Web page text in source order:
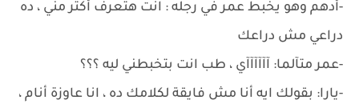
-أدهم وهو يخبط عمر في رجله : انت هتعرف أكتر مني ، ده
دراعي مش دراعك
-عمر متآلما: آآآآآآي ، طب انت بتخبطني ليه ؟؟؟
-يارا: بقولك ايه أنا مش فايقة لكلامك ده ، انا عاوزة أنام ،